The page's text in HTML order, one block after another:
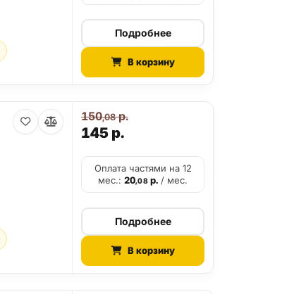
Подробнее
В корзину
145р.
150,08р.
Оплата частями на 12
мес.:20,08р./ мес.
Подробнее
В корзину